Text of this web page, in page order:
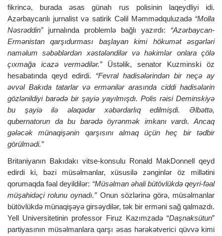
fikrincə, burada əsas günah rus polisinin laqeydliyi idi.
Azərbaycanlı jurnalist və satirik Cəlil Məmmədquluzadə “Molla
Nəsrəddin” jurnalında problemlə bağlı yazırdı: “Azərbaycan-
Ermənistan qarşıdurması başlayan kimi hökumət əsgərləri
naməlum səbəblərdən xəstələndilər və həkimlər onlara çölə
çıxmağa icazə vermədilər.”Üstəlik, senator Kuzminski öz
hesabatında qeyd edirdi. “Fevral hadisələrindən bir neçə ay
əvvəl Bakıda tatarlar və ermənilər arasında ciddi hadisələrin
gözlənildiyi barədə bir şayiə yayılmışdı. Polis rəisi Deminskiyə
bu şayiə ilə əlaqədar xəbərdarlıq edilmişdi. Əlbəttə,
qubernatorun da bu barədə öyrənmək imkanı vardı. Ancaq
gələcək münaqişənin qarşısını almaq üçün heç bir tədbir
görülmədi.”
Britaniyanın Bakıdakı vitse-konsulu Ronald MakDonnell qeyd
edirdi ki, bəzi müsəlmanlar, xüsusilə zənginlər öz millətini
qorumaqda fəal deyildilər: “Müsəlman əhali bütövlükdə qeyri-fəal
müşahidəçi rolunu oynadı.”Onun sözlərinə görə, müsəlmanlar
bütövlükdə münaqişəyə girsəydilər, tək bir erməni sağ qalmazdı.
Yell Universitetinin professor Firuz Kazımzadə “Daşnaksütun”
partiyasının müsəlmanlara qarşı əsas hərəkətverici qüvvə kimi